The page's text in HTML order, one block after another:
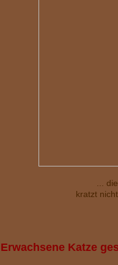
...
kratzt
Erwachsene Katze